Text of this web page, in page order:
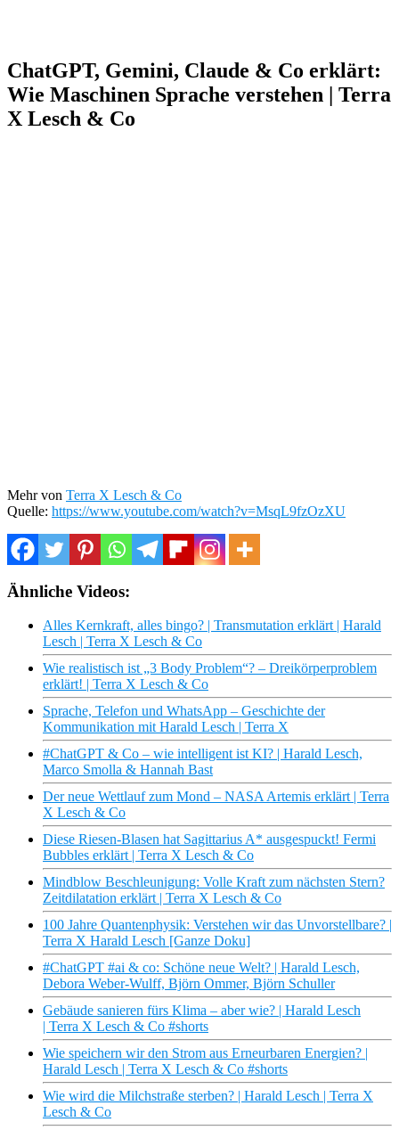
ChatGPT, Gemini, Claude & Co erklärt:
Wie Maschinen Sprache verstehen | Terra
X Lesch & Co
Mehr von Terra X Lesch & Co
Quelle: https://www.youtube.com/watch?v=MsqL9fzOzXU
Ähnliche Videos:
Alles Kernkraft, alles bingo? | Transmutation erklärt | Harald
Lesch | Terra X Lesch & Co
Wie realistisch ist „3 Body Problem“? – Dreikörperproblem
erklärt! | Terra X Lesch & Co
Sprache, Telefon und WhatsApp – Geschichte der
Kommunikation mit Harald Lesch | Terra X
#ChatGPT & Co – wie intelligent ist KI? | Harald Lesch,
Marco Smolla & Hannah Bast
Der neue Wettlauf zum Mond – NASA Artemis erklärt | Terra
X Lesch & Co
Diese Riesen-Blasen hat Sagittarius A* ausgespuckt! Fermi
Bubbles erklärt | Terra X Lesch & Co
Mindblow Beschleunigung: Volle Kraft zum nächsten Stern?
Zeitdilatation erklärt | Terra X Lesch & Co
100 Jahre Quantenphysik: Verstehen wir das Unvorstellbare? |
Terra X Harald Lesch [Ganze Doku]
#ChatGPT #ai & co: Schöne neue Welt? | Harald Lesch,
Debora Weber-Wulff, Björn Ommer, Björn Schuller
Gebäude sanieren fürs Klima – aber wie? | Harald Lesch
| Terra X Lesch & Co #shorts
Wie speichern wir den Strom aus Erneurbaren Energien? |
Harald Lesch | Terra X Lesch & Co #shorts
Wie wird die Milchstraße sterben? | Harald Lesch | Terra X
Lesch & Co